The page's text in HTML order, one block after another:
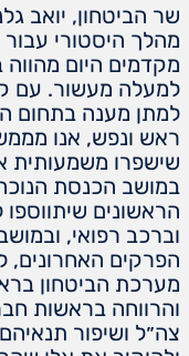
שר הביטחון, יואב
מהלך היסטורי
מקדמים היום
למעלה מעשור. עם
למתן מענה בתחום
ראש ונפש, אנו
שישפרו משמעותית
במושב הכנסת
הראשונים
וברכב רפואי,
הפרקים האחרונים,
מערכת הביטחון
והרווחה בראשות
צה״ל ושיפור